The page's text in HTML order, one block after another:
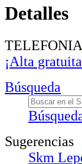
Detalles
¡Alta
Búsqueda
Sugerencias
Skm